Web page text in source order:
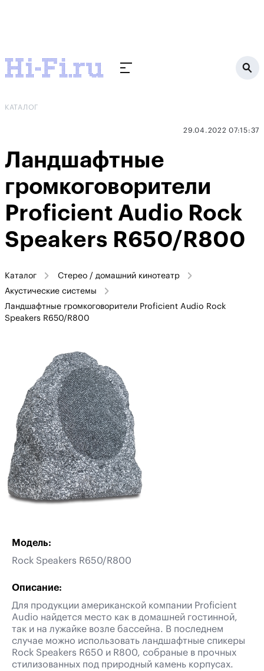
КАТАЛОГ
29.04.2022 07:15:37
Ландшафтные
громкоговорители
Proficient Audio Rock
Speakers R650/R800
Каталог
Стерео / домашний кинотеатр
Акустические системы
Ландшафтные громкоговорители Proficient Audio Rock
Speakers R650/R800
Модель:
Rock Speakers R650/R800
Описание:
Для продукции американской компании Proficient
Audio найдется место как в домашней гостинной,
так и на лужайке возле бассейна. В последнем
случае можно использовать ландшафтные спикеры
Rock Speakers R650 и R800, собраные в прочных
стилизованных под природный камень корпусах.